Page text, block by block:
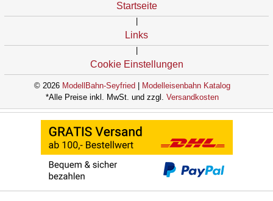
Startseite
Links
Cookie Einstellungen
© 2026 ModellBahn-Seyfried
Modelleisenbahn Katalog
*Alle Preise inkl. MwSt. und zzgl. Versandkosten